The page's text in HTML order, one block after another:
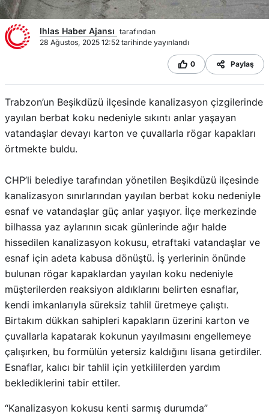
Ihlas Haber Ajansı tarafından
28 Ağustos, 2025 12:52 tarihinde yayınlandı
0 Paylaş
Trabzon’un Beşikdüzü ilçesinde kanalizasyon çizgilerinde
yayılan berbat koku nedeniyle sıkıntı anlar yaşayan
vatandaşlar devayı karton ve çuvallarla rögar kapakları
örtmekte buldu.
CHP’li belediye tarafından yönetilen Beşikdüzü ilçesinde
kanalizasyon sınırlarından yayılan berbat koku nedeniyle
esnaf ve vatandaşlar güç anlar yaşıyor. İlçe merkezinde
bilhassa yaz aylarının sıcak günlerinde ağır halde
hissedilen kanalizasyon kokusu, etraftaki vatandaşlar ve
esnaf için adeta kabusa dönüştü. İş yerlerinin önünde
bulunan rögar kapaklardan yayılan koku nedeniyle
müşterilerden reaksiyon aldıklarını belirten esnaflar,
kendi imkanlarıyla süreksiz tahlil üretmeye çalıştı.
Birtakım dükkan sahipleri kapakların üzerini karton ve
çuvallarla kapatarak kokunun yayılmasını engellemeye
çalışırken, bu formülün yetersiz kaldığını lisana getirdiler.
Esnaflar, kalıcı bir tahlil için yetkililerden yardım
beklediklerini tabir ettiler.
“Kanalizasyon kokusu kenti sarmış durumda”